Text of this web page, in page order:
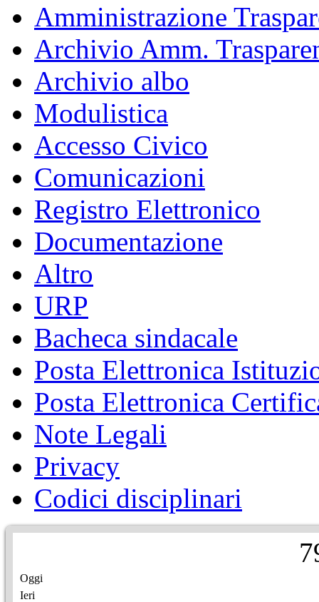
Amministrazione
Archivio Amm.
Archivio albo
Modulistica
Accesso Civico
Comunicazioni
Registro Elettronico
Documentazione
Altro
URP
Bacheca sindacale
Posta Elettronica
Posta Elettronica
Note Legali
Privacy
Codici disciplinari
7
Oggi
Ieri